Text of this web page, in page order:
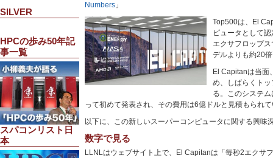
SILVER
HPCの歩み50年記
事一覧
スパコンリスト日
本
Numbers」
Top500は、El
ピュータとして
エクサフロップ
デルよりも約20
El Capitanは当面
め、しばらくト
る。このシステ
って初めて発表され、その費用は6億ドルと見積もられ
以下に、この新しいスーパーコンピュータに関する興味
数字で見る
LLNLはウェブサイト上で、El Capitanは「毎秒2エクサ